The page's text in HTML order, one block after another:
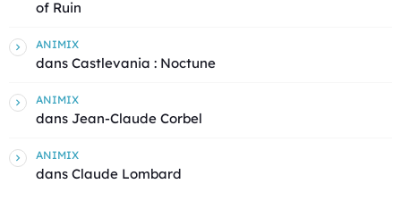
of Ruin
ANIMIX
dans Castlevania : Noctune
ANIMIX
dans Jean-Claude Corbel
ANIMIX
dans Claude Lombard